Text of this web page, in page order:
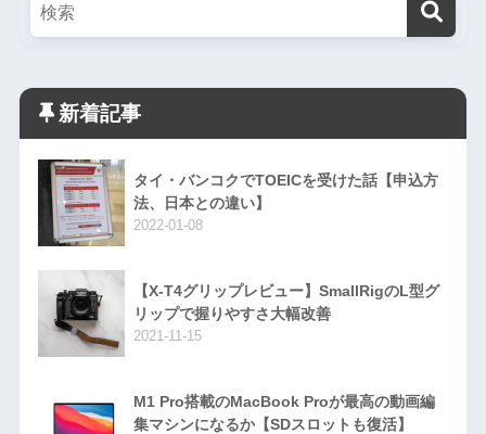
新着記事
タイ・バンコクでTOEICを受けた話【申込方
法、日本との違い】
2022-01-08
【X-T4グリップレビュー】SmallRigのL型グ
リップで握りやすさ大幅改善
2021-11-15
M1 Pro搭載のMacBook Proが最高の動画編
集マシンになるか【SDスロットも復活】